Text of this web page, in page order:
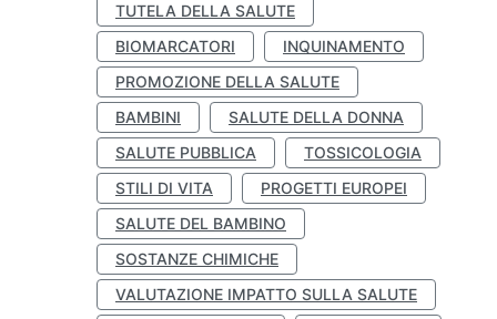
TUTELA DELLA SALUTE
BIOMARCATORI
INQUINAMENTO
PROMOZIONE DELLA SALUTE
BAMBINI
SALUTE DELLA DONNA
SALUTE PUBBLICA
TOSSICOLOGIA
STILI DI VITA
PROGETTI EUROPEI
SALUTE DEL BAMBINO
SOSTANZE CHIMICHE
VALUTAZIONE IMPATTO SULLA SALUTE